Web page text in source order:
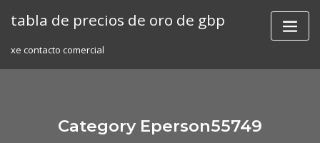
tabla de precios de oro de gbp
xe contacto comercial
Category Eperson55749